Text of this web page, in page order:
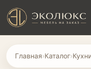
Главная›Каталог›